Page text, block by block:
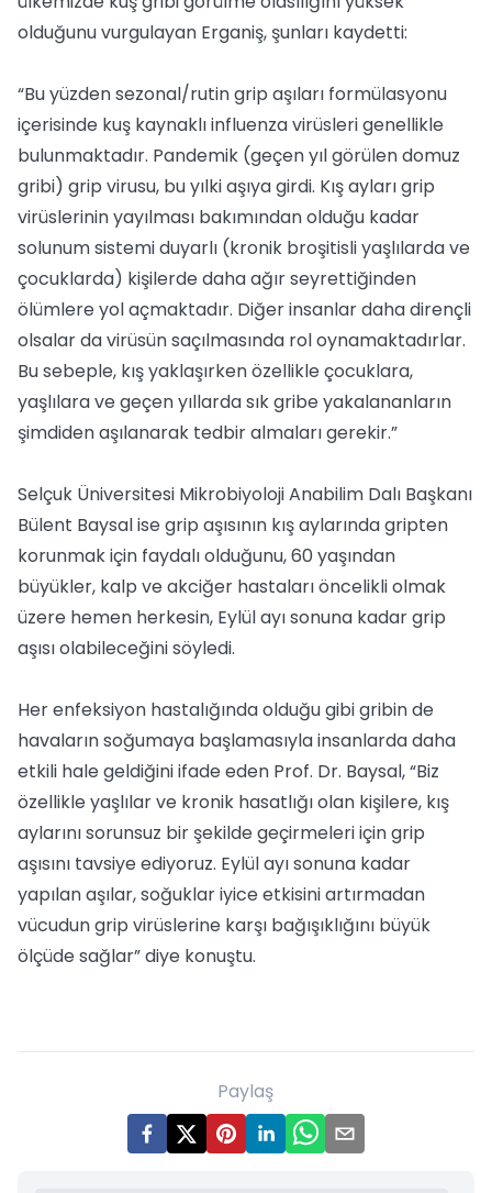
olduğunu vurgulayan Erganiş, şunları kaydetti:
“Bu yüzden sezonal/rutin grip aşıları formülasyonu
içerisinde kuş kaynaklı influenza virüsleri genellikle
bulunmaktadır. Pandemik (geçen yıl görülen domuz
gribi) grip virusu, bu yılki aşıya girdi. Kış ayları grip
virüslerinin yayılması bakımından olduğu kadar
solunum sistemi duyarlı (kronik broşitisli yaşlılarda ve
çocuklarda) kişilerde daha ağır seyrettiğinden
ölümlere yol açmaktadır. Diğer insanlar daha dirençli
olsalar da virüsün saçılmasında rol oynamaktadırlar.
Bu sebeple, kış yaklaşırken özellikle çocuklara,
yaşlılara ve geçen yıllarda sık gribe yakalananların
şimdiden aşılanarak tedbir almaları gerekir.”
Selçuk Üniversitesi Mikrobiyoloji Anabilim Dalı Başkanı
Bülent Baysal ise grip aşısının kış aylarında gripten
korunmak için faydalı olduğunu, 60 yaşından
büyükler, kalp ve akciğer hastaları öncelikli olmak
üzere hemen herkesin, Eylül ayı sonuna kadar grip
aşısı olabileceğini söyledi.
Her enfeksiyon hastalığında olduğu gibi gribin de
havaların soğumaya başlamasıyla insanlarda daha
etkili hale geldiğini ifade eden Prof. Dr. Baysal, “Biz
özellikle yaşlılar ve kronik hasatlığı olan kişilere, kış
aylarını sorunsuz bir şekilde geçirmeleri için grip
aşısını tavsiye ediyoruz. Eylül ayı sonuna kadar
yapılan aşılar, soğuklar iyice etkisini artırmadan
vücudun grip virüslerine karşı bağışıklığını büyük
ölçüde sağlar” diye konuştu.
Paylaş